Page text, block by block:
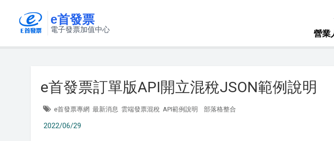
e首發票
電子發票加值中心 營業
e首發票訂單版API開立混稅JSON範例說明
e首發票專網 最新消息 雲端發票混稅 API範例說明 部落格整合
2022/06/29